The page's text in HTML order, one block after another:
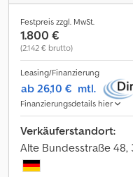
Festpreis zzgl. MwSt.
1.800 €
(2.142 € brutto)
Leasing/Finanzierung
ab 26,10 € mtl.
Finanzierungsdetails hier
Verkäuferstandort:
Alte Bundesstraße 48,